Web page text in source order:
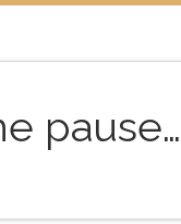
pause…